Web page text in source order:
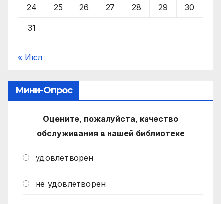
24 25 26 27 28 29 30
31
« Июл
Мини-Опрос
Оцените, пожалуйста, качество
обслуживания в нашей библиотеке
удовлетворен
не удовлетворен